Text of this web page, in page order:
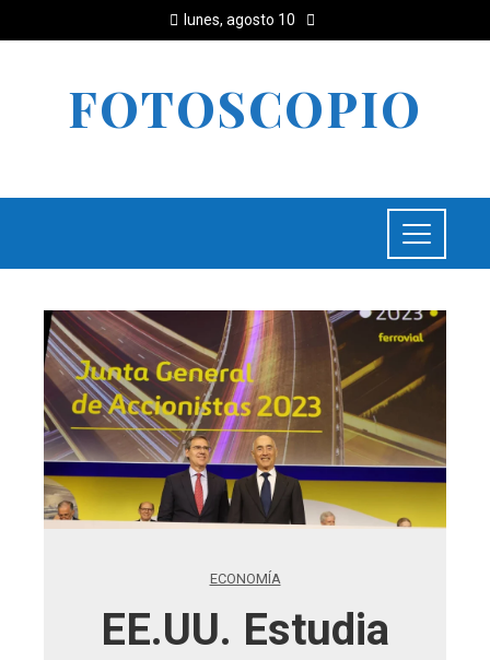
lunes, agosto 10
FOTOSCOPIO
ECONOMÍA
EE.UU. Estudia